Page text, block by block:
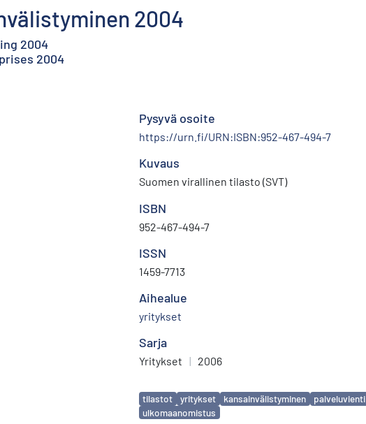
2004
2004
2004
Pysyvä osoite
https://urn.fi/URN:ISBN:952-467-494-7
Kuvaus
Suomen virallinen tilasto (SVT)
ISBN
952-467-494-7
ISSN
1459-7713
Aihealue
yritykset
Sarja
Yritykset | 2006
Avainsanat
tilastot yritykset kansainvälistyminen palveluvienti
ulkomaanomistus